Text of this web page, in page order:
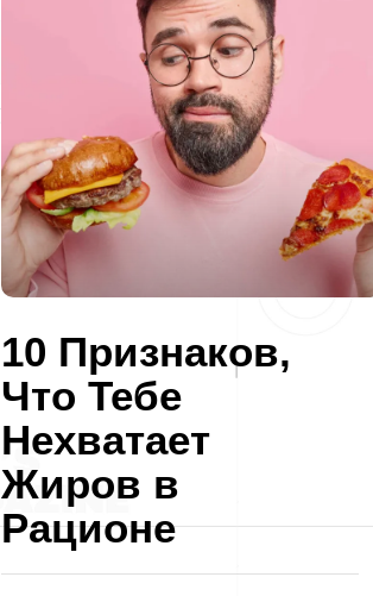
10 Признаков,
Что Тебе
Нехватает
Жиров в
Рационе